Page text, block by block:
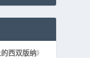
西双版纳》